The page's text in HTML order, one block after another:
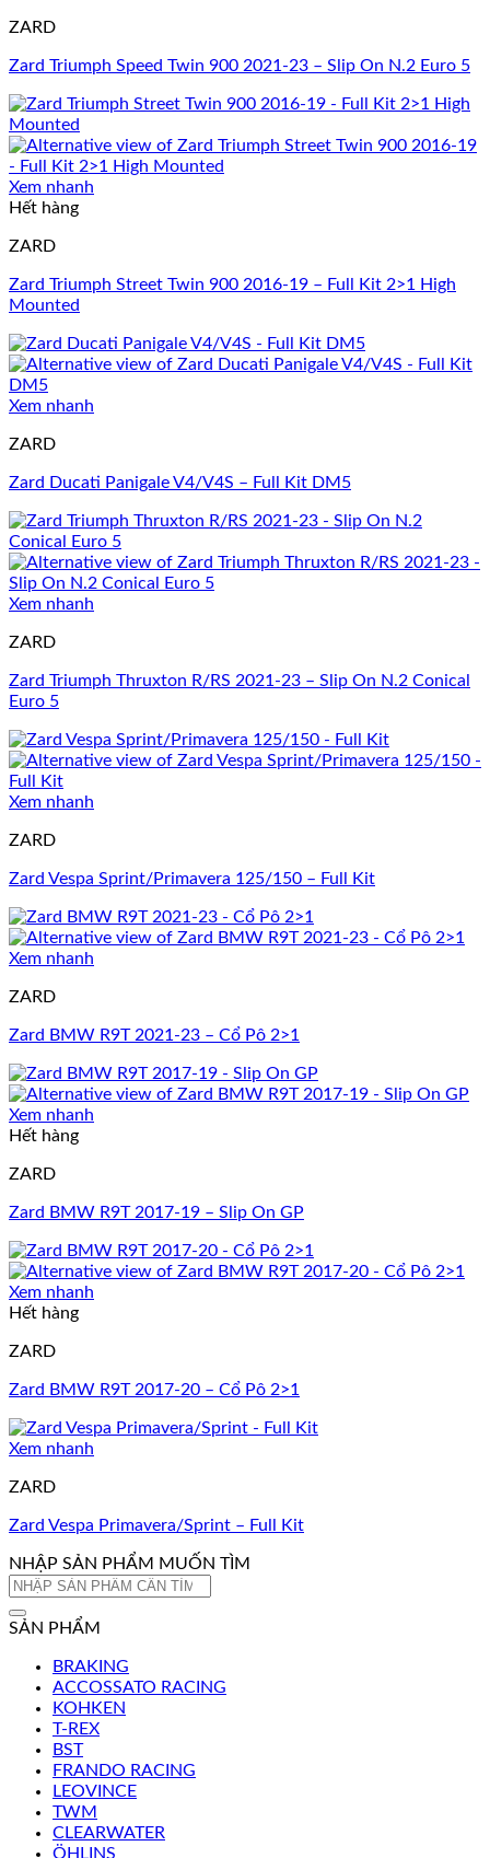
ZARD
Zard Triumph Speed Twin 900 2021-23 – Slip On N.2 Euro 5
Xem nhanh
Hết hàng
ZARD
Zard Triumph Street Twin 900 2016-19 – Full Kit 2>1 High
Mounted
Xem nhanh
ZARD
Zard Ducati Panigale V4/V4S – Full Kit DM5
Xem nhanh
ZARD
Zard Triumph Thruxton R/RS 2021-23 – Slip On N.2 Conical
Euro 5
Xem nhanh
ZARD
Zard Vespa Sprint/Primavera 125/150 – Full Kit
Xem nhanh
ZARD
Zard BMW R9T 2021-23 – Cổ Pô 2>1
Xem nhanh
Hết hàng
ZARD
Zard BMW R9T 2017-19 – Slip On GP
Xem nhanh
Hết hàng
ZARD
Zard BMW R9T 2017-20 – Cổ Pô 2>1
Xem nhanh
ZARD
Zard Vespa Primavera/Sprint – Full Kit
NHẬP SẢN PHẨM MUỐN TÌM
Tìm
SẢN PHẨM
BRAKING
ACCOSSATO RACING
KOHKEN
T-REX
BST
FRANDO RACING
LEOVINCE
TWM
CLEARWATER
ÖHLINS